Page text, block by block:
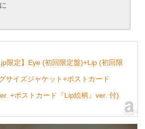
限定】Eye (初回限定盤)+Lip (初回限
サイズジャケット+ポストカード
+ポストカード『Lip絵柄』ver. 付)